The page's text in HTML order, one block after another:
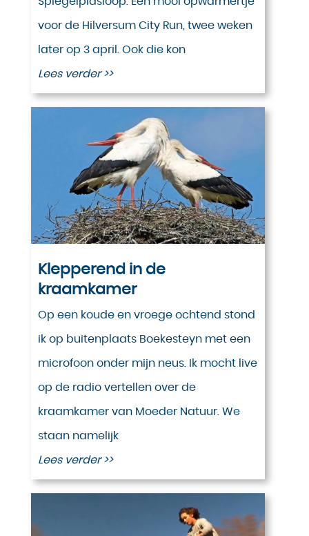
voor de Hilversum City Run, twee weken
later op 3 april. Ook die kon
Lees verder >>
Klepperend in de
kraamkamer
Op een koude en vroege ochtend stond
ik op buitenplaats Boekesteyn met een
microfoon onder mijn neus. Ik mocht live
op de radio vertellen over de
kraamkamer van Moeder Natuur. We
staan namelijk
Lees verder >>